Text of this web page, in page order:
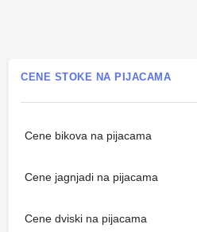
CENE STOKE NA PIJACAMA
Cene bikova na pijacama
Cene jagnjadi na pijacama
Cene dviski na pijacama